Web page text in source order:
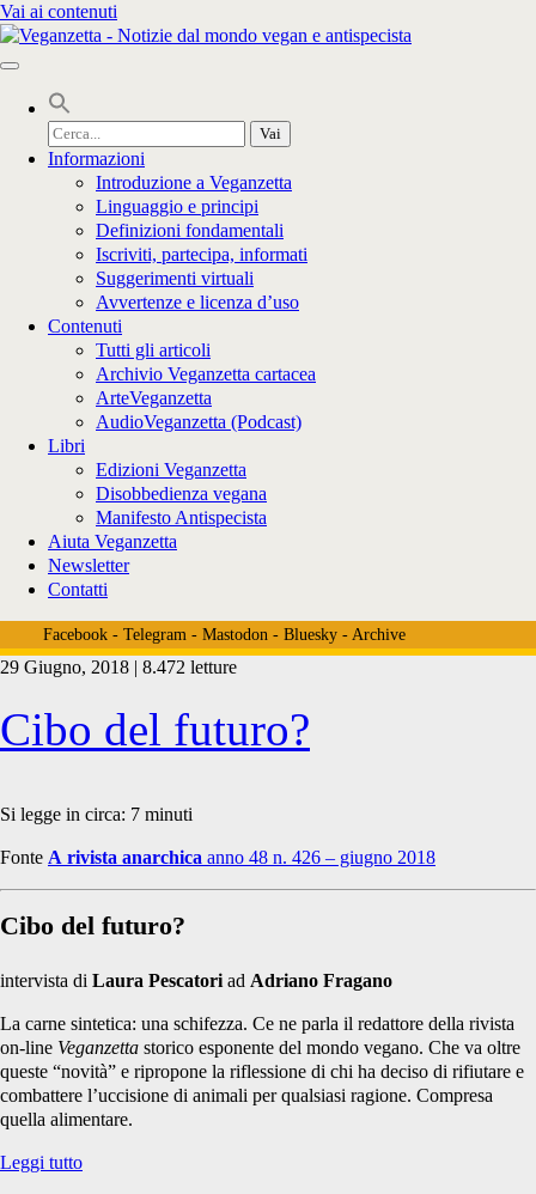
Vai ai contenuti
Cerca
per:
Informazioni
Introduzione a Veganzetta
Linguaggio e principi
Definizioni fondamentali
Iscriviti, partecipa, informati
Suggerimenti virtuali
Avvertenze e licenza d’uso
Contenuti
Tutti gli articoli
Archivio Veganzetta cartacea
ArteVeganzetta
AudioVeganzetta (Podcast)
Libri
Edizioni Veganzetta
Disobbedienza vegana
Manifesto Antispecista
Aiuta Veganzetta
Newsletter
Contatti
Facebook- Telegram- Mastodon- Bluesky- Archive
Tag:
<span>forest
gardening</span>
29 Giugno, 2018 | 8.472 letture
Cibo del futuro?
Si legge in circa: 7 minuti
Fonte A rivista anarchica anno 48 n. 426 – giugno 2018
Cibo del futuro?
intervista di Laura Pescatori ad Adriano Fragano
La carne sintetica: una schifezza. Ce ne parla il redattore della rivista
on-line Veganzetta storico esponente del mondo vegano. Che va oltre
queste “novità” e ripropone la riflessione di chi ha deciso di rifiutare e
combattere l’uccisione di animali per qualsiasi ragione. Compresa
quella alimentare.
Leggi tuttoCibo